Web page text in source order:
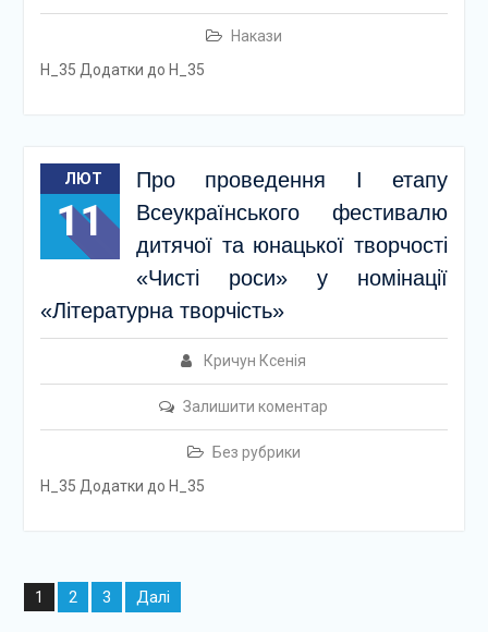
Накази
Н_35 Додатки до Н_35
ЛЮТ
11
Про проведення І етапу
Всеукраїнського фестивалю
дитячої та юнацької творчості
«Чисті роси» у номінації
«Літературна творчість»
Кричун Ксенія
Залишити коментар
Без рубрики
Н_35 Додатки до Н_35
Навігація
записів
1 2 3 Далі